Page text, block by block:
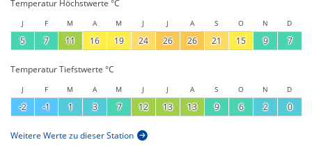
Temperatur Höchstwerte °C
J F M A M J J A S O N D
5 7 11 16 19 24 26 26 21 15 9 7
Temperatur Tiefstwerte °C
J F M A M J J A S O N D
-2 -1 1 3 7 12 13 13 9 6 2 0
Weitere Werte zu dieser Station